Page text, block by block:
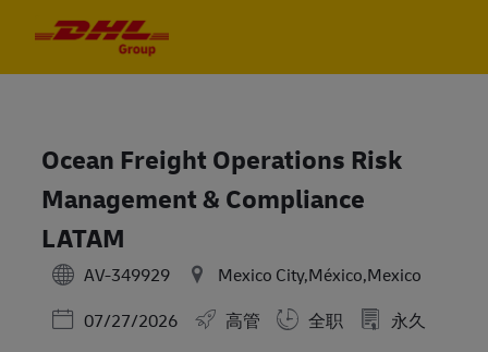
Ocean Freight Operations Risk
Management & Compliance
LATAM
AV-349929
Mexico City,México,Mexico
Posted Date
07/27/2026 高管 全职
永久